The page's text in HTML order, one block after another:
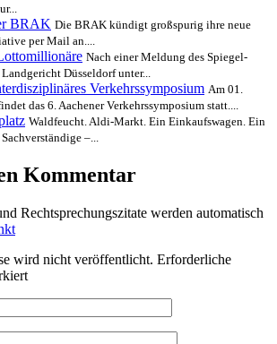
BRAK Die BRAK kündigt großspurig ihre neue
per Mail an....
Nach einer Meldung des Spiegel-
Düsseldorf unter...
Verkehrssymposium Am 01.
das 6. Aachener Verkehrssymposium statt....
Waldfeucht. Aldi-Markt. Ein Einkaufswagen. Ein
–...
Kommentar
Rechtsprechungszitate werden automatisch
wird nicht veröffentlicht. Erforderliche